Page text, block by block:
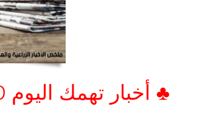
♣ أخبار تهمك اليوم 20/9/2020